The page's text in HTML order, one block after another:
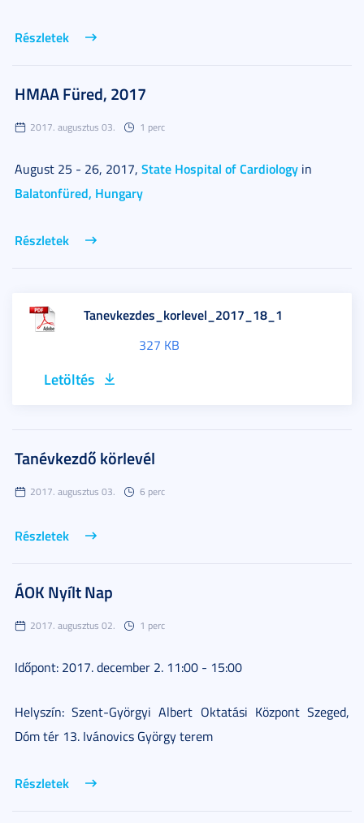
Részletek
HMAA Füred, 2017
2017. augusztus 03. 1 perc
August 25 - 26, 2017, State Hospital of Cardiology in
Balatonfüred, Hungary
Részletek
Tanevkezdes_korlevel_2017_18_1
327 KB
Letöltés
Tanévkezdő körlevél
2017. augusztus 03. 6 perc
Részletek
ÁOK Nyílt Nap
2017. augusztus 02. 1 perc
Időpont: 2017. december 2. 11:00 - 15:00
Helyszín: Szent-Györgyi Albert Oktatási Központ Szeged,
Dóm tér 13. Ivánovics György terem
Részletek